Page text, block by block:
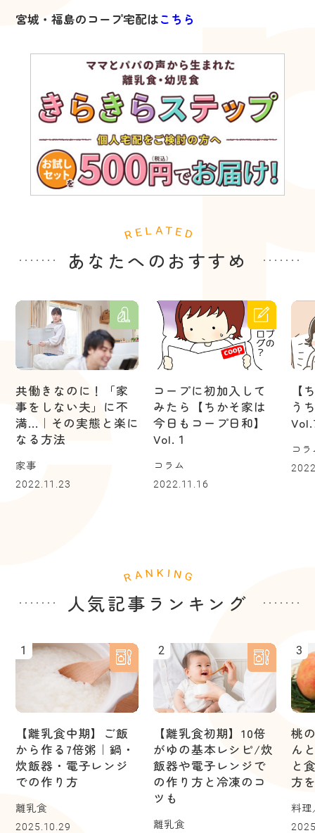
宮城・福島のコープ宅配はこちら
あなたへのおすすめ
共働きなのに！「家
事をしない夫」に不
満...｜その実態と楽に
なる方法
家事
2022.11.23
コープに初加入して
みたら【ちかそ家は
今日もコープ日和】
Vol.１
コラム
2022.11.16
【
う
コ
人気記事ランキング
1
【離乳食中期】ご飯
から作る7倍粥｜鍋・
炊飯器・電子レンジ
での作り方
離乳食
2025.10.29
2
【離乳食初期】10倍
がゆの基本レシピ/炊
飯器や電子レンジで
の作り方と冷凍のコ
ツも
離乳食
3
桃
ん
と
方
料